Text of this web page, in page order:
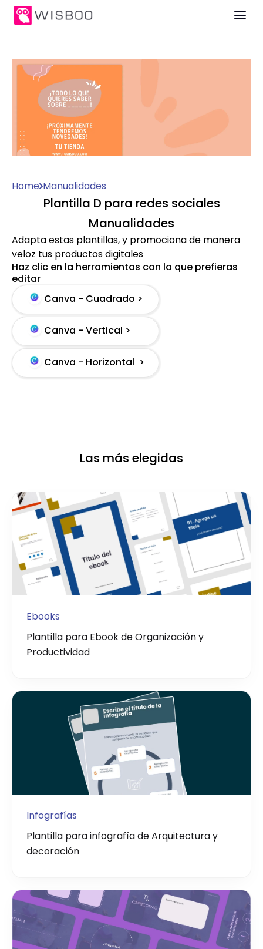
Home Manualidades
Plantilla D para redes sociales
Manualidades
Adapta estas plantillas, y promociona de manera
veloz tus productos digitales
Haz clic en la herramientas con la que prefieras
editar
Canva - Cuadrado >
Canva - Vertical >
Canva - Horizontal >
Las más elegidas
Ebooks
Plantilla para Ebook de Organización y
Productividad
Infografías
Plantilla para infografía de Arquitectura y
decoración